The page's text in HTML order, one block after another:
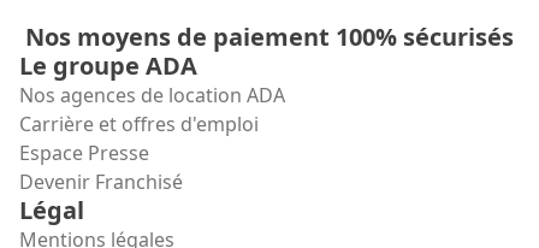
Nos moyens de paiement 100% sécurisés
Le groupe ADA
Nos agences de location ADA
Carrière et offres d'emploi
Espace Presse
Devenir Franchisé
Légal
Mentions légales